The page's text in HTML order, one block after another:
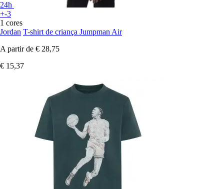
24h
+-3
1 cores
Jordan T-shirt de criança Jumpman Air
A partir de € 28,75
€ 15,37